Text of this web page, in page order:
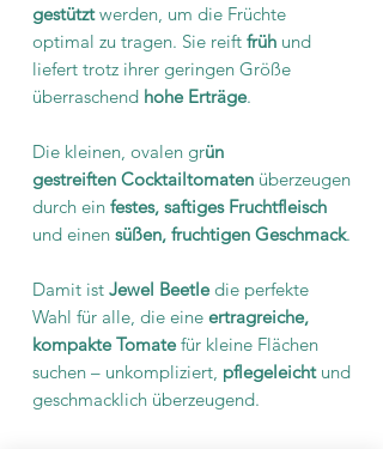
gestütztwerden, um die Früchte
optimal zu tragen. Sie reift früh und
liefert trotz ihrer geringen Größe
überraschend hohe Erträge.
Die kleinen, ovalen grün
gestreiften Cocktailtomaten überzeugen
durch ein festes, saftiges Fruchtfleisch
und einen süßen, fruchtigen Geschmack.
Damit ist Jewel Beetledie perfekte
Wahl für alle, die eine ertragreiche,
kompakte Tomatefür kleine Flächen
suchen – unkompliziert, pflegeleicht und
geschmacklich überzeugend.